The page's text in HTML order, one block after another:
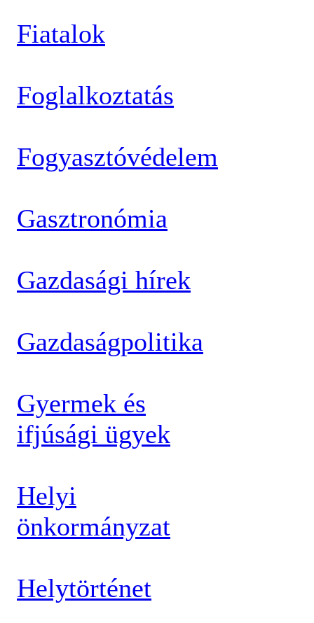
Fiatalok
Foglalkoztatás
Fogyasztóvédelem
Gasztronómia
Gazdasági hírek
Gazdaságpolitika
Gyermek és
ifjúsági ügyek
Helyi
önkormányzat
Helytörténet